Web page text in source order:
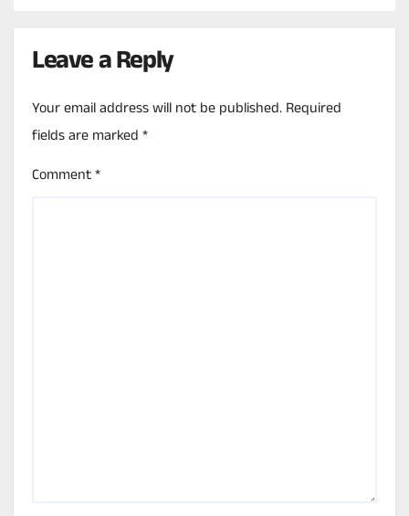
Leave a Reply
Your email address will not be published.Required
fields are marked*
Comment*